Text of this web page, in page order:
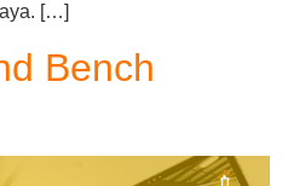
[…]
Bench